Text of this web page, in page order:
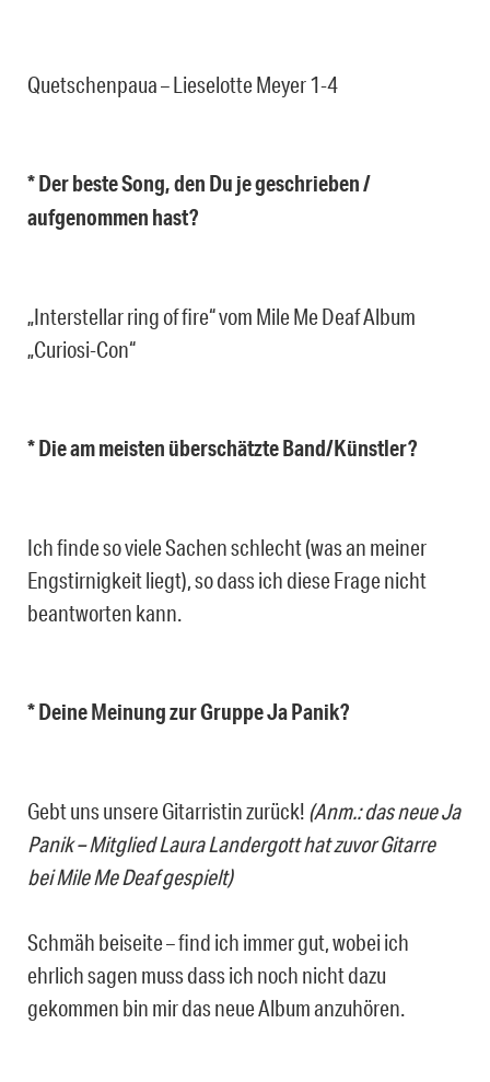
Quetschenpaua – Lieselotte Meyer 1-4
* Der beste Song, den Du je geschrieben /
aufgenommen hast?
„Interstellar ring of fire“ vom Mile Me Deaf Album
„Curiosi-Con“
* Die am meisten überschätzte Band/Künstler?
Ich finde so viele Sachen schlecht (was an meiner
Engstirnigkeit liegt), so dass ich diese Frage nicht
beantworten kann.
* Deine Meinung zur Gruppe Ja Panik?
Gebt uns unsere Gitarristin zurück! (Anm.: das neue Ja
Panik – Mitglied Laura Landergott hat zuvor Gitarre
bei Mile Me Deaf gespielt)
Schmäh beiseite – find ich immer gut, wobei ich
ehrlich sagen muss dass ich noch nicht dazu
gekommen bin mir das neue Album anzuhören.